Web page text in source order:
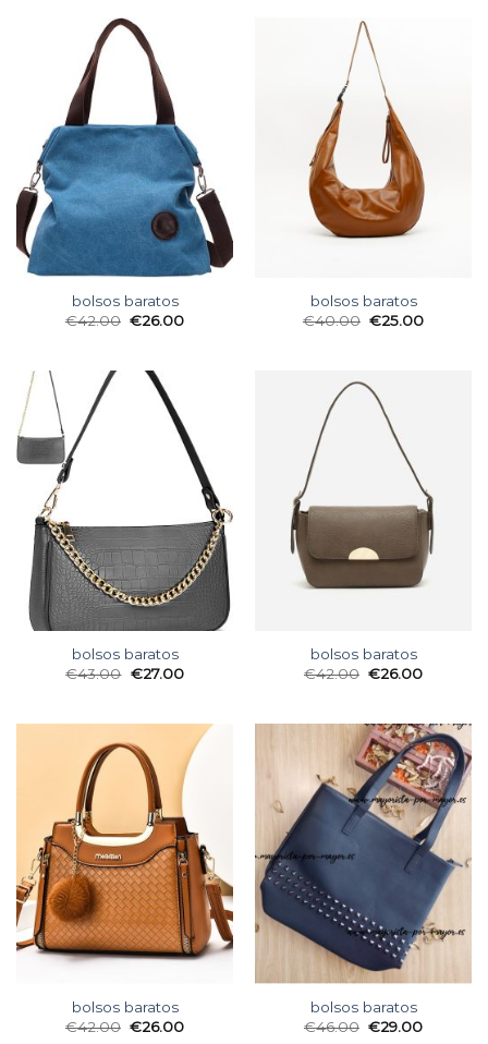
bolsos baratos
€42.00 €26.00
bolsos baratos
€40.00 €25.00
bolsos baratos
€43.00 €27.00
bolsos baratos
€42.00 €26.00
bolsos baratos
€42.00 €26.00
bolsos baratos
€46.00 €29.00